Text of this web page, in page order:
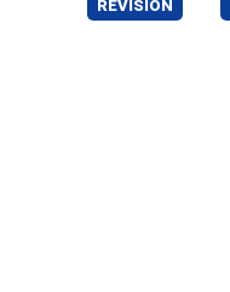
REVISIÓN